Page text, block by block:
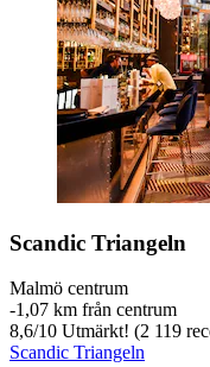
Scandic Triangeln
Malmö centrum
‐1,07 km från centrum
8,6/10 Utmärkt! (2 119
Scandic Triangeln